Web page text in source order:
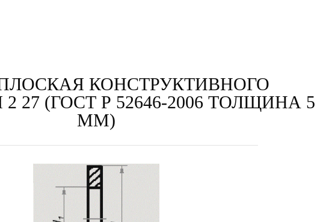
КОНСТРУКТИВНОГО
27 (ГОСТ Р 52646-2006 ТОЛЩИНА 5
ММ)